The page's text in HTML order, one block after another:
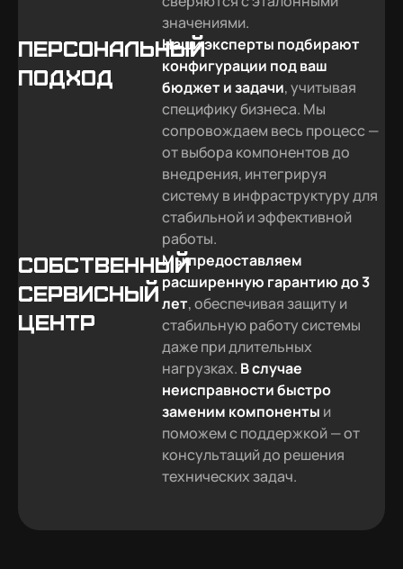
значениями.
Персональный
подход
Наши эксперты подбирают
конфигурации под ваш
бюджет и задачи, учитывая
специфику бизнеса. Мы
сопровождаем весь процесс —
от выбора компонентов до
внедрения, интегрируя
систему в инфраструктуру для
стабильной и эффективной
работы.
Собственный
сервисный
центр
Мы предоставляем
расширенную гарантию до 3
лет, обеспечивая защиту и
стабильную работу системы
даже при длительных
нагрузках. В случае
неисправности быстро
заменим компоненты и
поможем с поддержкой — от
консультаций до решения
технических задач.